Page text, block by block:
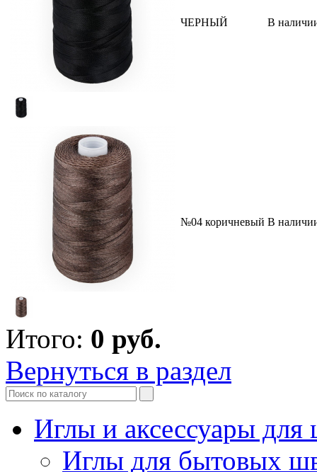
ЧЕРНЫЙ В
№04 коричневый В
Итого: 0 руб.
Вернуться в раздел
Иглы и аксессуары
Иглы для бытовых